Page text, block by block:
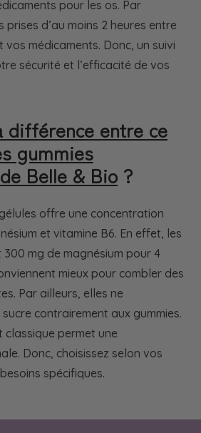
pour les os. Par
prises d’au moins 2 heures entre
médicaments. Donc, un suivi
sécurité et l’efficacité de vos
différence entre ce
gummies
Belle & Bio ?
offre une concentration
et vitamine B6. En effet, les
mg de magnésium pour 4
mieux pour combler des
Par ailleurs, elles ne
contrairement aux gummies.
classique permet une
Donc, choisissez selon vos
spécifiques.